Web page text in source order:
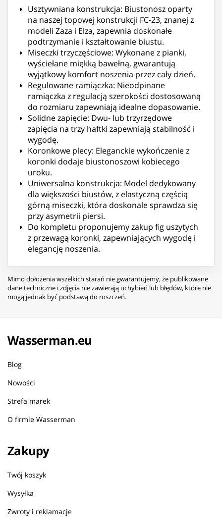
Usztywniana konstrukcja: Biustonosz oparty
na naszej topowej konstrukcji FC-23, znanej z
modeli Zaza i Elza, zapewnia doskonałe
podtrzymanie i kształtowanie biustu.
Miseczki trzyczęściowe: Wykonane z pianki,
wyściełane miękką bawełną, gwarantują
wyjątkowy komfort noszenia przez cały dzień.
Regulowane ramiączka: Nieodpinane
ramiączka z regulacją szerokości dostosowaną
do rozmiaru zapewniają idealne dopasowanie.
Solidne zapięcie: Dwu- lub trzyrzędowe
zapięcia na trzy haftki zapewniają stabilność i
wygodę.
Koronkowe plecy: Eleganckie wykończenie z
koronki dodaje biustonoszowi kobiecego
uroku.
Uniwersalna konstrukcja: Model dedykowany
dla większości biustów, z elastyczną częścią
górną miseczki, która doskonale sprawdza się
przy asymetrii piersi.
Do kompletu proponujemy zakup fig uszytych
z przewagą koronki, zapewniających wygodę i
elegancję noszenia.
Mimo dołożenia wszelkich starań nie gwarantujemy, że publikowane
dane techniczne i zdjęcia nie zawierają uchybień lub błędów, które nie
mogą jednak być podstawą do roszczeń.
Wasserman.eu
Blog
Nowości
Strefa marek
O firmie Wasserman
Zakupy
Twój koszyk
Wysyłka
Zwroty i reklamacje